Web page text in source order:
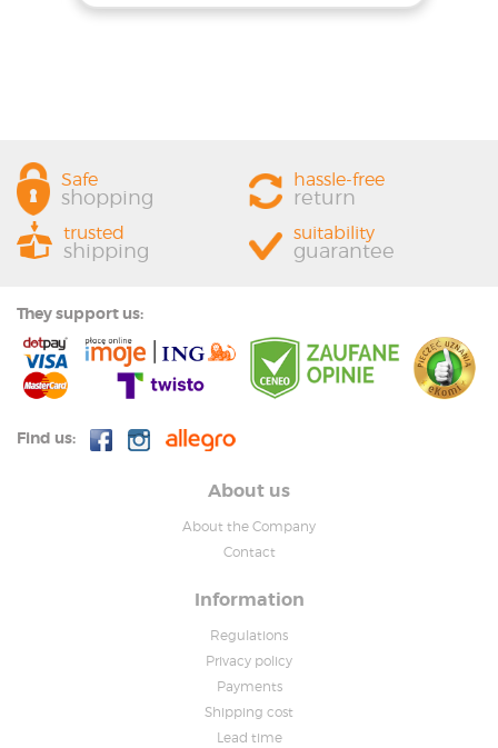
Safe
shopping
hassle-free
return
trusted
shipping
suitability
guarantee
They support us:
Find us:
About us
About the Company
Contact
Information
Regulations
Privacy policy
Payments
Shipping cost
Lead time